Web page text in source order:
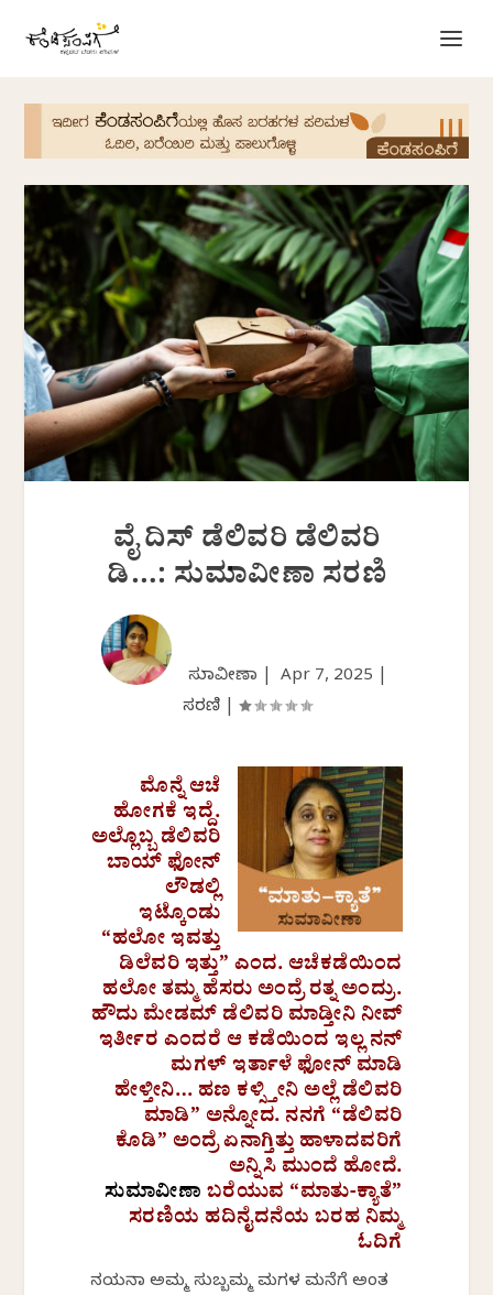
ವೈ ದಿಸ್ ಡೆಲಿವರಿ ಡೆಲಿವರಿ
ಡಿ…: ಸುಮಾವೀಣಾ ಸರಣಿ
ಸುಮಾವೀಣಾ | Apr 7, 2025
ಸರಣಿ|
ಮೊನ್ನೆ ಆಚೆ
ಹೋಗಕೆ ಇದ್ದೆ.
ಅಲ್ಲೊಬ್ಬ ಡೆಲಿವರಿ
ಬಾಯ್ ಫೋನ್
ಲೌಡಲ್ಲಿ
ಇಟ್ಕೊಂಡು
“ಹಲೋ ಇವತ್ತು
ಡಿಲೆವರಿ ಇತ್ತು” ಎಂದ. ಆಚೆಕಡೆಯಿಂದ
ಹಲೋ ತಮ್ಮ ಹೆಸರು ಅಂದ್ರೆ ರತ್ನ ಅಂದ್ರು.
ಹೌದು ಮೇಡಮ್ ಡೆಲಿವರಿ ಮಾಡ್ತೀನಿ ನೀವ್
ಇರ್ತೀರ ಎಂದರೆ ಆ ಕಡೆಯಿಂದ ಇಲ್ಲ ನನ್
ಮಗಳ್ ಇರ್ತಾಳೆ ಫೋನ್ ಮಾಡಿ
ಹೇಳ್ತೀನಿ… ಹಣ ಕಳ್ಸ್ತೀನಿ ಅಲ್ಲೆ ಡೆಲಿವರಿ
ಮಾಡಿ” ಅನ್ನೋದ. ನನಗೆ “ಡೆಲಿವರಿ
ಕೊಡಿ” ಅಂದ್ರೆ ಏನಾಗ್ತಿತ್ತು ಹಾಳಾದವರಿಗೆ
ಅನ್ನಿಸಿ ಮುಂದೆ ಹೋದೆ.
ಸುಮಾವೀಣಾ ಬರೆಯುವ “ಮಾತು-ಕ್ಯಾತೆ”
ಸರಣಿಯ ಹದಿನೈದನೆಯ ಬರಹ ನಿಮ್ಮ
ಓದಿಗೆ
ನಯನಾ ಅಮ್ಮ ಸುಬ್ಬಮ್ಮ ಮಗಳ ಮನೆಗೆ ಅಂತ